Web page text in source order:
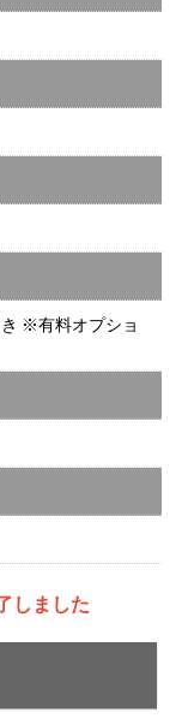
※有料オプショ
しました